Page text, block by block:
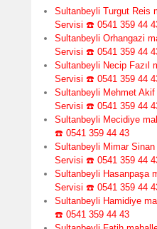
Sultanbeyli Turgut Reis
Servisi ☎️ 0541 359 44
Sultanbeyli Orhangazi
Servisi ☎️ 0541 359 44
Sultanbeyli Necip Fazıl
Servisi ☎️ 0541 359 44
Sultanbeyli Mehmet
Servisi ☎️ 0541 359 44
Sultanbeyli Mecidiye
☎️ 0541 359 44 43
Sultanbeyli Mimar
Servisi ☎️ 0541 359 44
Sultanbeyli Hasanpaşa
Servisi ☎️ 0541 359 44
Sultanbeyli Hamidiye
☎️ 0541 359 44 43